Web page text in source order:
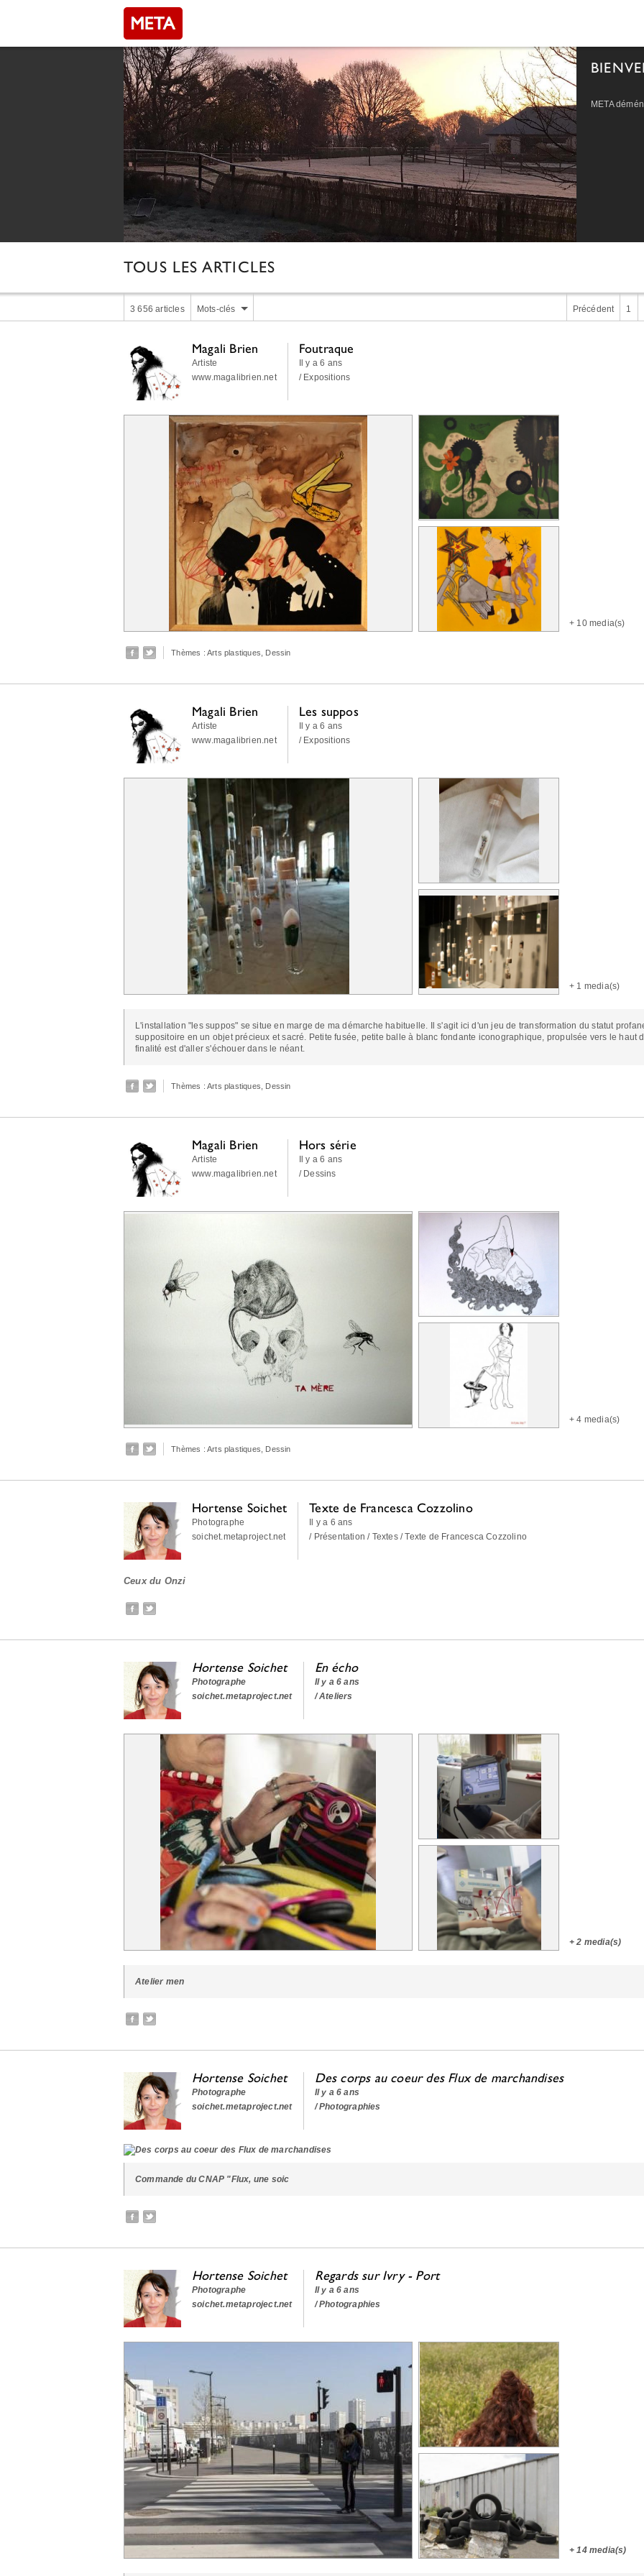
META
TOUS LES ARTICLES
Précédent 1
3 656 articles Mots-clés
Magali Brien
Artiste
www.magalibrien.net
Foutraque
Il y a 6 ans
/ Expositions
+ 10 media(s)
Thèmes :Arts plastiques Dessin
Magali Brien
Artiste
www.magalibrien.net
Les suppos
Il y a 6 ans
/ Expositions
+ 1 media(s)
L'installation "les suppos" se situe en marge de ma démarche habituelle. Il s'agit ici d'un jeu de transformation du statut
suppositoire en un objet précieux et sacré. Petite fusée, petite balle à blanc fondante iconographique, propulsée vers le haut
finalité est d'aller s'échouer dans le néant.
Thèmes :Arts plastiques Dessin
Magali Brien
Artiste
www.magalibrien.net
Hors série
Il y a 6 ans
/ Dessins
+4 media(s)
Thèmes :Arts plastiques Dessin
Hortense Soichet
Photographe
soichet.metaproject.net
Texte de Francesca Cozzolino
Il y a 6 ans
/ Présentation / Textes / Texte de Francesca Cozzolino
Ceux du Onzi
Hortense Soichet
Photographe
soichet.metaproject.net
En écho
Il y a 6 ans
/ Ateliers
+2 media(s)
Atelier men
Hortense Soichet
Photographe
soichet.metaproject.net
Des corps au coeur des Flux de marchandises
Il y a 6 ans
/ Photographies
Commande du CNAP "Flux, une soic
Hortense Soichet
Photographe
soichet.metaproject.net
Regards sur Ivry - Port
Il y a 6 ans
/ Photographies
+14 media(s)